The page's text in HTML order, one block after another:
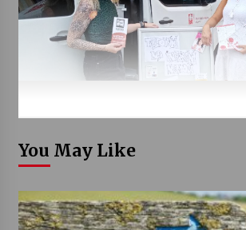
You May Like